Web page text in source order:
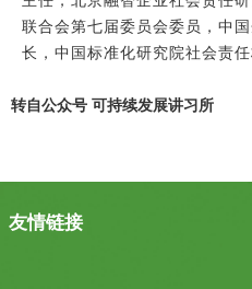
联合会第七届委员会委员，中
长，中国标准化研究院社会责
转自公众号 可持续发展讲习所
友情链接